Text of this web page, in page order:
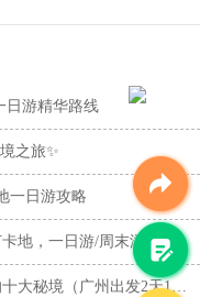
日游精华路线
之旅✨
一日游攻略
地，一日游/周末游攻略
周末逃离计划！解锁清远最值得打卡的十大秘境（广州出发2天1夜 ...